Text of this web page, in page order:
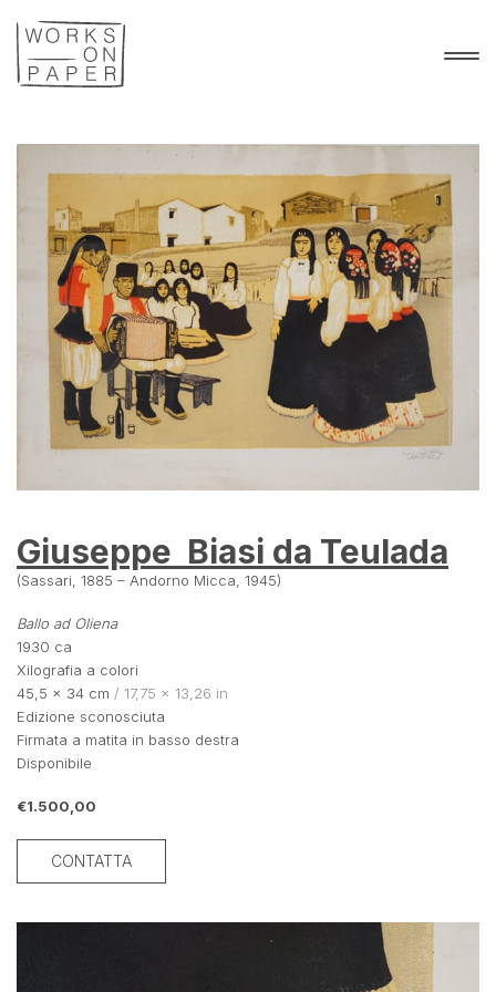
Giuseppe  Biasi da Teulada
(Sassari, 1885 – Andorno Micca, 1945)
Ballo ad Oliena
1930 ca
Xilografia a colori
45,5 × 34 cm / 17,75 × 13,26 in
Edizione sconosciuta
Firmata a matita in basso destra
Disponibile
€1.500,00
CONTATTA